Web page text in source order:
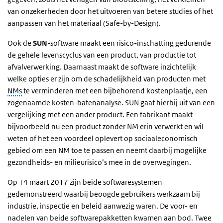
van onzekerheden door het uitvoeren van betere studies of het
aanpassen van het materiaal (Safe-by-Design).
Ook de SUN-software maakt een risico-inschatting gedurende
de gehele levenscyclus van een product, van productie tot
afvalverwerking. Daarnaast maakt de software inzichtelijk
welke opties er zijn om de schadelijkheid van producten met
NMste verminderen met een bijbehorend kostenplaatje, een
zogenaamde kosten-batenanalyse. SUN gaat hierbij uit van een
vergelijking met een ander product. Een fabrikant maakt
bijvoorbeeld nu een product zonder NM erin verwerkt en wil
weten of het een voordeel oplevert op sociaaleconomisch
gebied om een NM toe te passen en neemt daarbij mogelijke
gezondheids- en milieurisico’s mee in de overwegingen.
Op 14 maart 2017 zijn beide softwaresystemen
gedemonstreerd waarbij beoogde gebruikers werkzaam bij
industrie, inspectie en beleid aanwezig waren. De voor- en
nadelen van beide softwarepakketten kwamen aan bod. Twee